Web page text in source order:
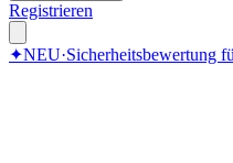
Registrieren
✦NEU·Sicherheitsbewertung